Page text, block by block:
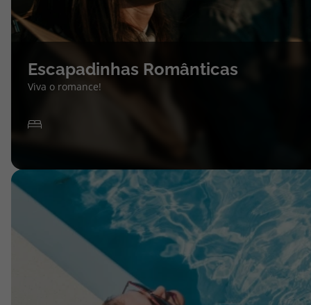
Escapadinhas Românticas
Viva o romance!